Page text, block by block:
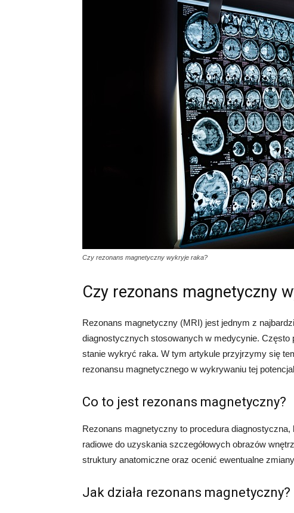
Czy rezonans magnetyczny wykryje raka?
Czy rezonans magnetyczny
Rezonans magnetyczny (MRI) jest jednym z
diagnostycznych stosowanych w medycynie.
stanie wykryć raka. W tym artykule przyjrzymy się
rezonansu magnetycznego w wykrywaniu tej
Co to jest rezonans magnetyczny?
Rezonans magnetyczny to procedura
radiowe do uzyskania szczegółowych obrazów
struktury anatomiczne oraz ocenić ewentualne
Jak działa rezonans magnetyczny?